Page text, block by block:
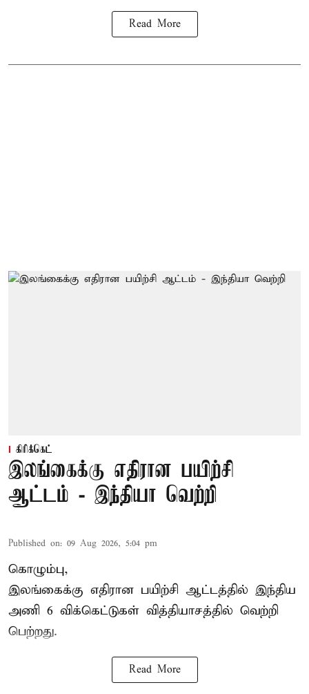
Read More
கிரிக்கெட்
இலங்கைக்கு எதிரான பயிற்சி
ஆட்டம் - இந்தியா வெற்றி
Published on: 09 Aug 2026, 5:04 pm
கொழும்பு,
இலங்கைக்கு எதிரான பயிற்சி ஆட்டத்தில் இந்திய
அணி 6 விக்கெட்டுகள் வித்தியாசத்தில் வெற்றி
பெற்றது.
Read More